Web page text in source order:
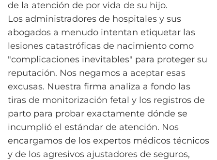
de la atención de por vida de su hijo.
Los administradores de hospitales y sus
abogados a menudo intentan etiquetar las
lesiones catastróficas de nacimiento como
"complicaciones inevitables" para proteger su
reputación. Nos negamos a aceptar esas
excusas. Nuestra firma analiza a fondo las
tiras de monitorización fetal y los registros de
parto para probar exactamente dónde se
incumplió el estándar de atención. Nos
encargamos de los expertos médicos técnicos
y de los agresivos ajustadores de seguros,